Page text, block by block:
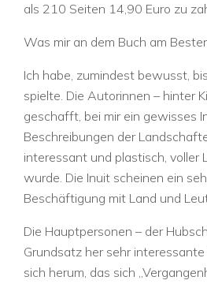
als 210 Seiten 14,90 Euro zu
Was mir an dem Buch am
Ich habe, zumindest bewusst,
spielte. Die Autorinnen – hinter
geschafft, bei mir ein gewisses
Beschreibungen der
interessant und plastisch, voller
wurde. Die Inuit scheinen ein
Beschäftigung mit Land und
Die Hauptpersonen – der
Grundsatz her sehr
sich herum, das sich